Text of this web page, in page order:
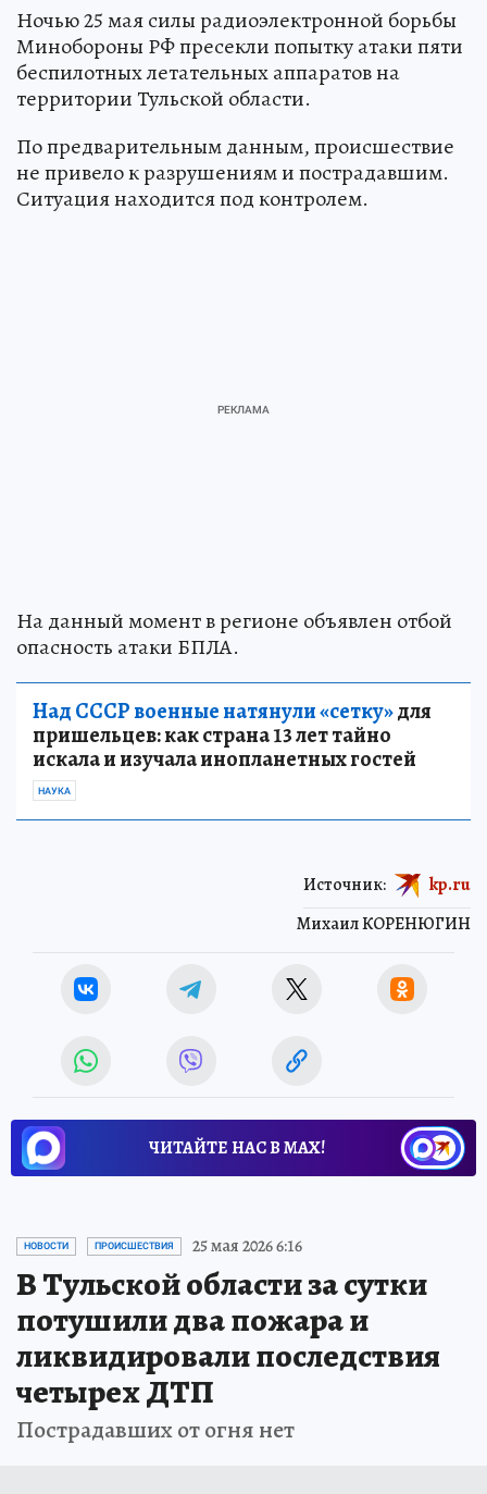
Ночью 25 мая силы радиоэлектронной борьбы
Минобороны РФ пресекли попытку атаки пяти
беспилотных летательных аппаратов на
территории Тульской области.
По предварительным данным, происшествие
не привело к разрушениям и пострадавшим.
Ситуация находится под контролем.
На данный момент в регионе объявлен отбой
опасность атаки БПЛА.
Над СССР военные натянули «сетку»для
пришельцев: как страна 13 лет тайно
искала и изучала инопланетных гостей
НАУКА
Михаил КОРЕНЮГИН
Источник: kp.ru
ЧИТАЙТЕ НАС В МАХ!
НОВОСТИ ПРОИСШЕСТВИЯ 25 мая 2026 6:16
В Тульской области за сутки
потушили два пожара и
ликвидировали последствия
четырех ДТП
Пострадавших от огня нет